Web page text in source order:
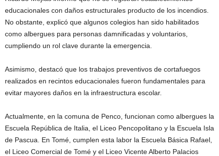
educacionales con daños estructurales producto de los incendios.
No obstante, explicó que algunos colegios han sido habilitados
como albergues para personas damnificadas y voluntarios,
cumpliendo un rol clave durante la emergencia.
Asimismo, destacó que los trabajos preventivos de cortafuegos
realizados en recintos educacionales fueron fundamentales para
evitar mayores daños en la infraestructura escolar.
Actualmente, en la comuna de Penco, funcionan como albergues la
Escuela República de Italia, el Liceo Pencopolitano y la Escuela Isla
de Pascua. En Tomé, cumplen esta labor la Escuela Básica Rafael,
el Liceo Comercial de Tomé y el Liceo Vicente Alberto Palacios